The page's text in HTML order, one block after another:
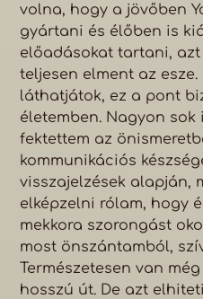
volna, hogy a jövőben
gyártani és élőben is
előadásokat tartani,
teljesen elment az
láthatjátok, ez a pont
életemben. Nagyon
fektettem az
kommunikációs
visszajelzések alapján,
elképzelni rólam, hogy
mekkora szorongást
most önszántamból,
Természetesen van
hosszú út. De azt